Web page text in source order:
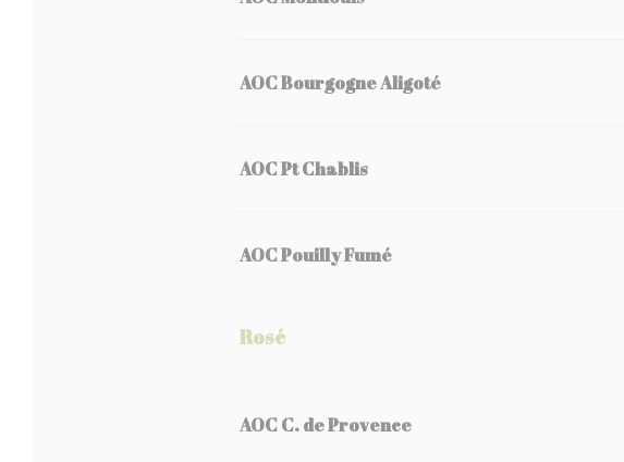
AOC Bourgogne Aligoté
AOC Pt Chablis
AOC Pouilly Fumé
Rosé
AOC C. de Provence